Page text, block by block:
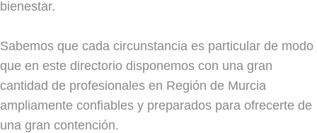
bienestar.
Sabemos que cada circunstancia es particular de modo
que en este directorio disponemos con una gran
cantidad de profesionales en Región de Murcia
ampliamente confiables y preparados para ofrecerte de
una gran contención.